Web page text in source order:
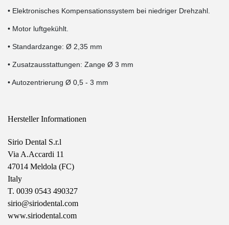
• Elektronisches Kompensationssystem bei niedriger Drehzahl.
• Motor luftgekühlt.
• Standardzange: Ø 2,35 mm
• Zusatzausstattungen: Zange Ø 3 mm
• Autozentrierung Ø 0,5 - 3 mm
Hersteller Informationen
Sirio Dental S.r.l
Via A.Accardi 11
47014 Meldola (FC)
Italy
T. 0039 0543 490327
sirio@siriodental.com
www.siriodental.com